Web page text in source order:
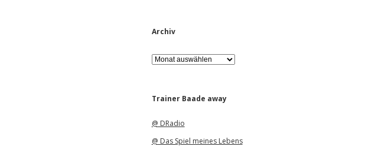
Archiv
A
r
iTrainer Baade away
@ DRadio
@ Das Spiel meines Lebens